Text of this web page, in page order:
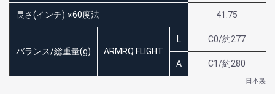
長さ(インチ) ※60度法 41.75
バランス/総重量(g) ARMRQ FLIGHT
L C0/約277
A C1/約280
日本製